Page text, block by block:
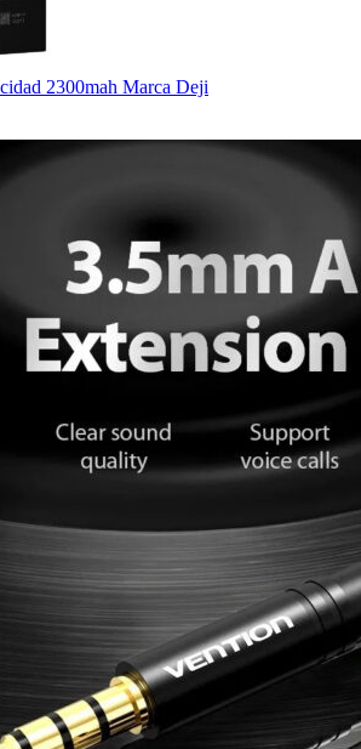
2300mah Marca Deji